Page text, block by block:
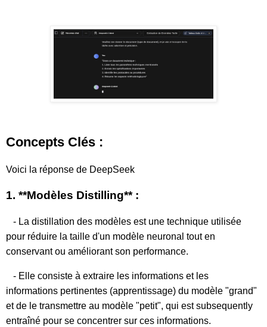
Concepts Clés :
Voici la réponse de DeepSeek
1. **Modèles Distilling** :
- La distillation des modèles est une technique utilisée
pour réduire la taille d'un modèle neuronal tout en
conservant ou améliorant son performance.
- Elle consiste à extraire les informations et les
informations pertinentes (apprentissage) du modèle "grand"
et de le transmettre au modèle "petit", qui est subsequently
entraîné pour se concentrer sur ces informations.